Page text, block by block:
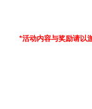
*活动内容与奖励请以